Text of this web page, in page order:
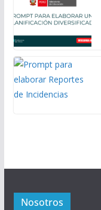
Nosotros